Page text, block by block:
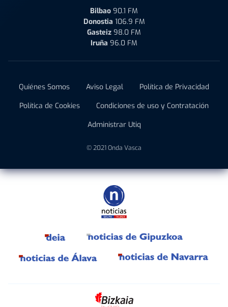
Bilbao 90.1 FM
Donostia 106.9 FM
Gasteiz 98.0 FM
Iruña 96.0 FM
Quiénes Somos Aviso Legal
Política de Privacidad
Política de Cookies
Condiciones de uso y Contratación
Administrar Utiq
© 2021 Onda Vasca